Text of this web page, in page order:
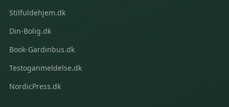
Stilfuldehjem.dk
Din-Bolig.dk
Book-Gardinbus.dk
Testoganmeldelse.dk
NordicPress.dk